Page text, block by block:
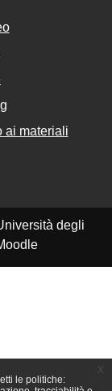
le politiche:
ai materiali
degli